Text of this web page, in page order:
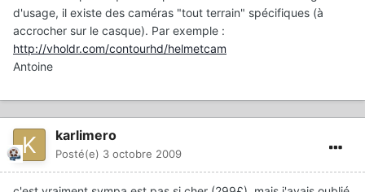
d'usage, il existe des caméras "tout terrain" spécifiques (à
accrocher sur le casque). Par exemple :
http://vholdr.com/contourhd/helmetcam
Antoine
karlimero
Posté(e) 3 octobre 2009